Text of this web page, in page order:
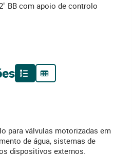
BB com apoio de controlo
para válvulas motorizadas em
de água, sistemas de
dispositivos externos.